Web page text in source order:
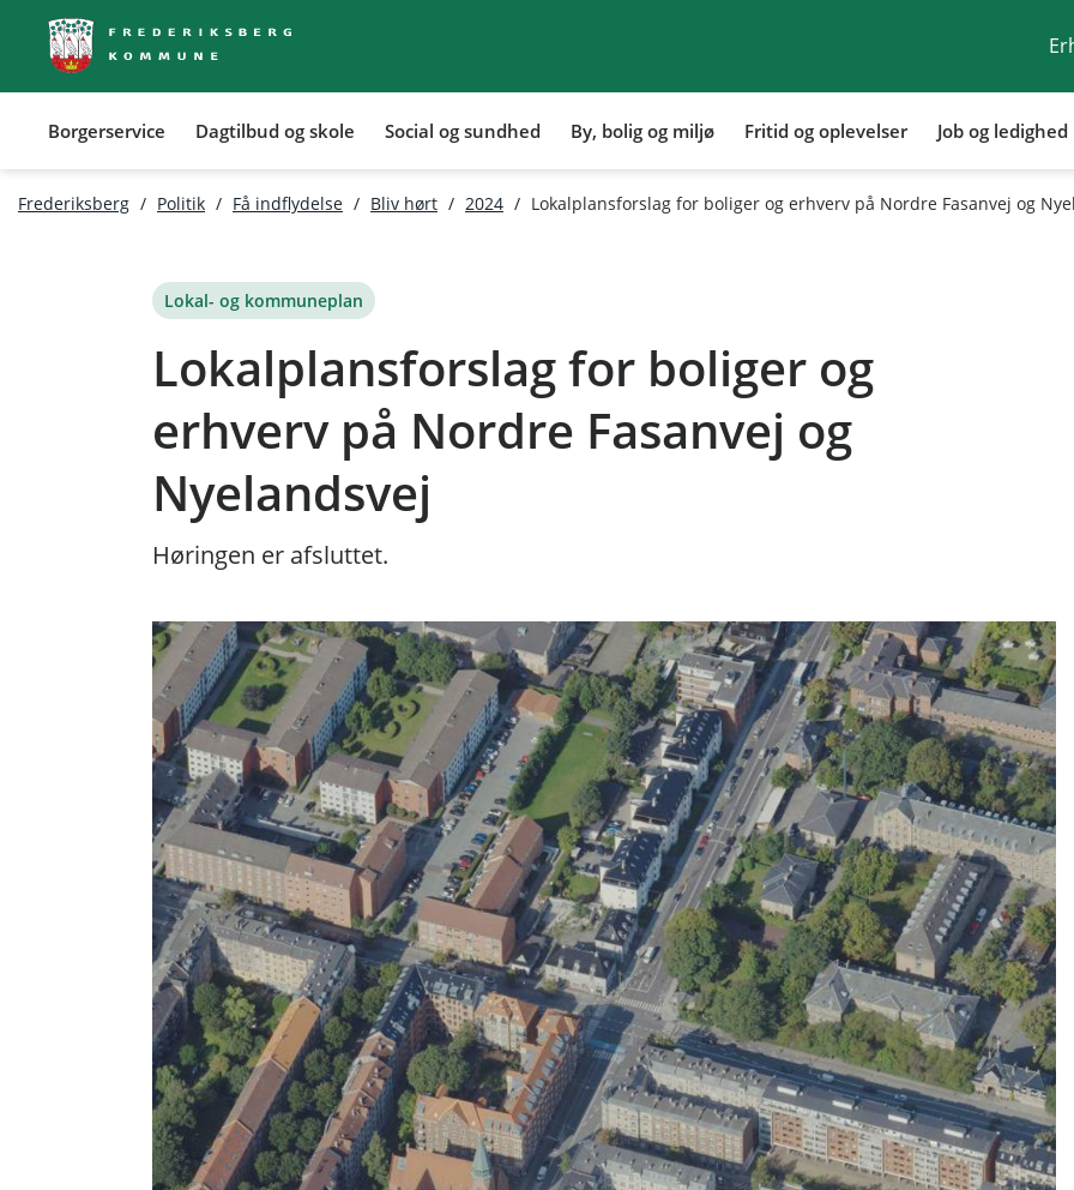
Borgerservice Dagtilbud og skole Social og sundhed By, bolig og miljø Fritid og oplevelser Job og ledighed
Frederiksberg / Politik / Få indflydelse / Bliv hørt / Tilbage til
2024 / Lokalplansforslag for boliger og erhverv på Nordre Fasanvej og
Lokal- og kommuneplan
Lokalplansforslag for boliger og
erhverv på Nordre Fasanvej og
Nyelandsvej
Høringen er afsluttet.